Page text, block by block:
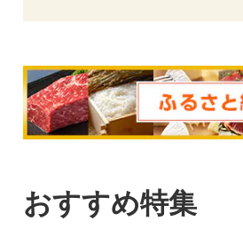
おすすめ特集